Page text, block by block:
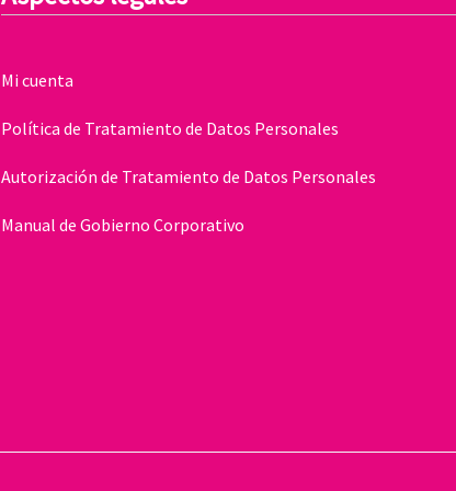
Mi cuenta
Política de Tratamiento de Datos Personales
Autorización de Tratamiento de Datos Personales
Manual de Gobierno Corporativo